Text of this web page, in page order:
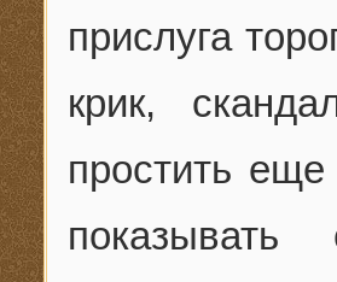
прислуга
крик,
простить